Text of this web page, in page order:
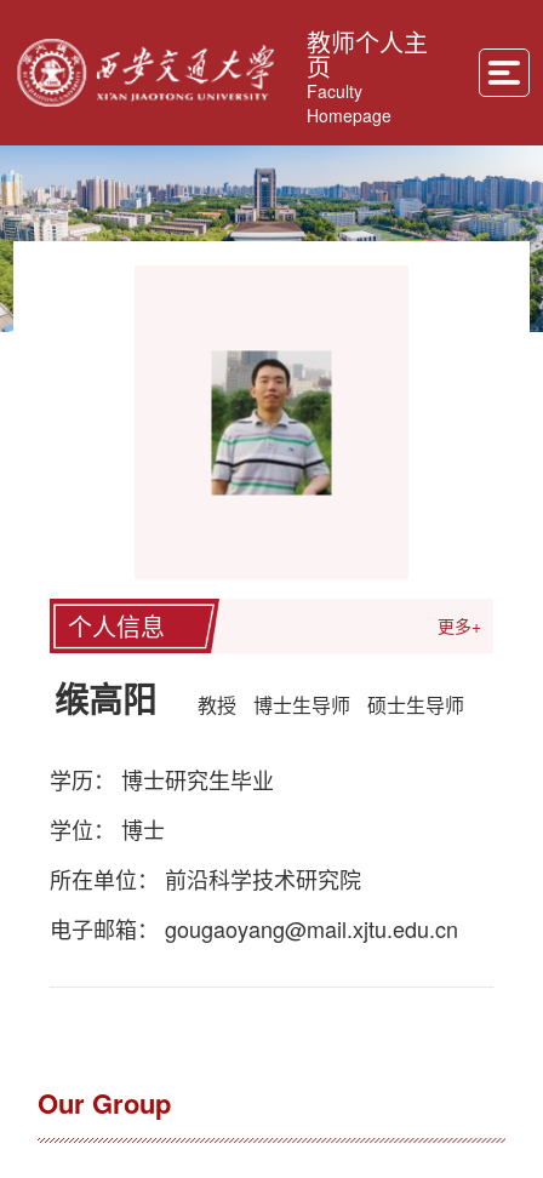
教师个人主
页
Faculty
Homepage
个人信息 更多+
缑高阳 教授 博士生导师 硕士生导师
学历： 博士研究生毕业
学位： 博士
所在单位： 前沿科学技术研究院
电子邮箱：gougaoyang@mail.xjtu.edu.cn
Our Group